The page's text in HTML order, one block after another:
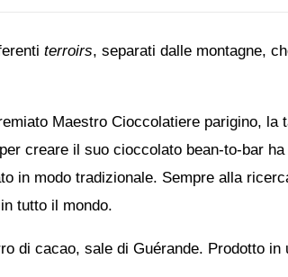
terroirs, separati dalle montagne,
Maestro Cioccolatiere parigino, la
creare il suo cioccolato bean-to-bar
in modo tradizionale. Sempre alla
tutto il mondo.
di cacao, sale di Guérande. Prodotto in